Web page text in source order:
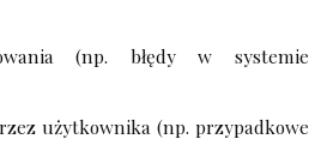
(np. błędy w systemie
użytkownika (np. przypadkowe